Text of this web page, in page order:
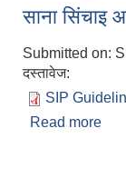
साना सिंचाइ
Submitted on:
दस्तावेज:
SIP
Read more